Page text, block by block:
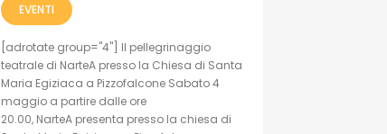
EVENTI
[adrotate group="4"] Il pellegrinaggio
teatrale di NarteA presso la Chiesa di Santa
Maria Egiziaca a Pizzofalcone Sabato 4
maggio a partire dalle ore
20.00, NarteA presenta presso la chiesa di